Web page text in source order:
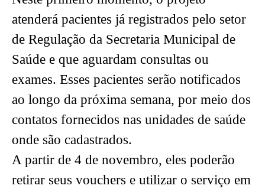
atenderá pacientes já registrados pelo setor
de Regulação da Secretaria Municipal de
Saúde e que aguardam consultas ou
exames. Esses pacientes serão notificados
ao longo da próxima semana, por meio dos
contatos fornecidos nas unidades de saúde
onde são cadastrados.
A partir de 4 de novembro, eles poderão
retirar seus vouchers e utilizar o serviço em